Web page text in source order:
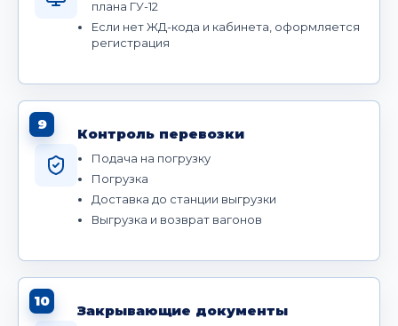
плана ГУ-12
Если нет ЖД-кода и кабинета, оформляется
регистрация
9
Контроль перевозки
Подача на погрузку
Погрузка
Доставка до станции выгрузки
Выгрузка и возврат вагонов
10
Закрывающие документы